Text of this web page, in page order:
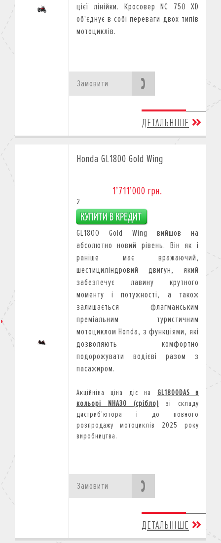
цієї лінійки. Кросовер NC 750 XD
об'єднує в собі переваги двох типів
мотоциклів.
Замовити
ДЕТАЛЬНІШЕ
Honda GL1800 Gold Wing
1’711’000 грн.
2
GL1800 Gold Wing вийшов на
абсолютно новий рівень. Він як і
раніше має вражаючий,
шестициліндровий двигун, який
забезпечує лавину крутного
моменту і потужності, а також
залишається флагманським
преміальним туристичним
мотоциклом Honda, з функціями, які
дозволяють комфортно
подорожувати водієві разом з
пасажиром.
Акційніна ціна діє на GL1800DAS в
кольорі NHA30 (срібло) зі складу
дистриб’ютора і до повного
розпродажу мотоциклів 2025 року
виробництва.
Замовити
ДЕТАЛЬНІШЕ